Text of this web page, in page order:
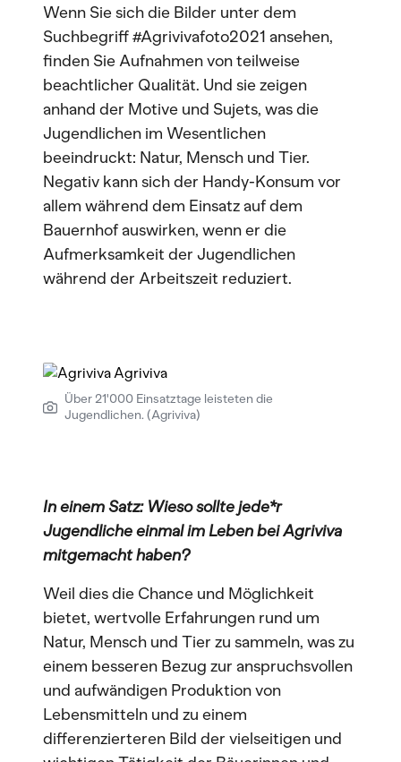
Wenn Sie sich die Bilder unter dem
Suchbegriff #Agrivivafoto2021 ansehen,
finden Sie Aufnahmen von teilweise
beachtlicher Qualität. Und sie zeigen
anhand der Motive und Sujets, was die
Jugendlichen im Wesentlichen
beeindruckt: Natur, Mensch und Tier.
Negativ kann sich der Handy-Konsum vor
allem während dem Einsatz auf dem
Bauernhof auswirken, wenn er die
Aufmerksamkeit der Jugendlichen
während der Arbeitszeit reduziert.
Über 21'000 Einsatztage leisteten die
Jugendlichen. (Agriviva)
In einem Satz: Wieso sollte jede*r
Jugendliche einmal im Leben bei Agriviva
mitgemacht haben?
Weil dies die Chance und Möglichkeit
bietet, wertvolle Erfahrungen rund um
Natur, Mensch und Tier zu sammeln, was zu
einem besseren Bezug zur anspruchsvollen
und aufwändigen Produktion von
Lebensmitteln und zu einem
differenzierteren Bild der vielseitigen und